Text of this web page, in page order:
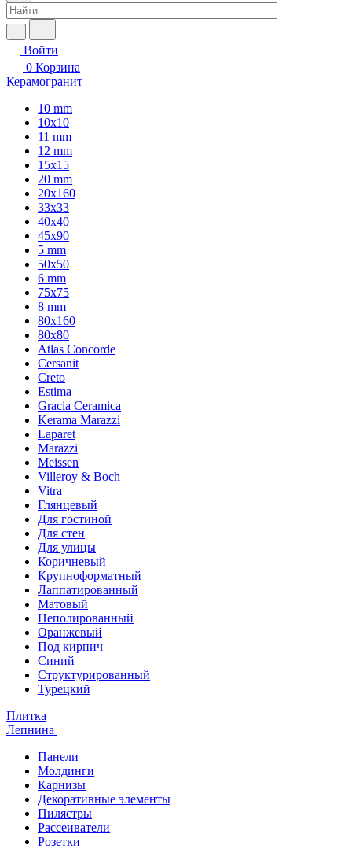
Войти
0 Корзина
Керамогранит
10 mm
10x10
11 mm
12 mm
15x15
20 mm
20х160
33x33
40х40
45x90
5 mm
50x50
6 mm
75х75
8 mm
80x160
80x80
Atlas Concorde
Cersanit
Creto
Estima
Gracia Ceramica
Kerama Marazzi
Laparet
Marazzi
Meissen
Villeroy & Boch
Vitra
Глянцевый
Для гостиной
Для стен
Для улицы
Коричневый
Крупноформатный
Лаппатированный
Матовый
Неполированный
Оранжевый
Под кирпич
Синий
Структурированный
Турецкий
Плитка
Лепнина
Панели
Молдинги
Карнизы
Декоративные элементы
Пилястры
Рассеиватели
Розетки